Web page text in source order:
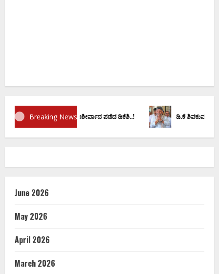
Breaking News
ದೊಡ್ಡಗೌಡರ ಮನೆಗೆ ತೆರಳಿ ಆಶೀರ್ವಾದ ಪಡೆದ ಡಿಕೆಶಿ..! ಡಿ.ಕೆ ಶಿವಕುಮಾರ್‌ ಸಂಪುಟಕ್ಕೆ
June 2026
May 2026
April 2026
March 2026